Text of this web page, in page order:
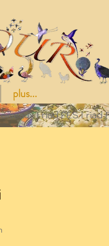
plus...
I riad FES I riad